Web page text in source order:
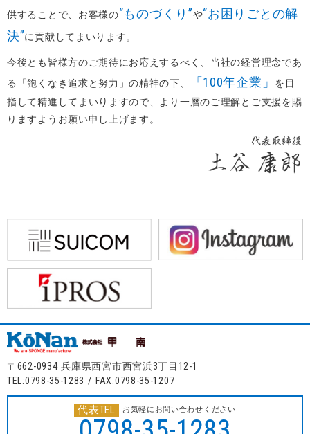
供することで、お客様の“ものづくり”や“お困りごとの解
決”に貢献してまいります。
今後とも皆様方のご期待にお応えするべく、当社の経営理念であ
る「飽くなき追求と努力」の精神の下、
「100年企業」
を目
指して精進してまいりますので、より一層のご理解とご支援を賜
りますようお願い申し上げます。
〒662-0934 兵庫県西宮市西宮浜3丁目12-1
TEL:0798-35-1283 / FAX:0798-35-1207
代表TEL お気軽にお問い合わせください